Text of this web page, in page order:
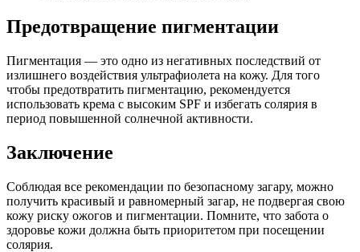
Предотвращение пигментации
Пигментация — это одно из негативных последствий от
излишнего воздействия ультрафиолета на кожу. Для того
чтобы предотвратить пигментацию, рекомендуется
использовать крема с высоким SPF и избегать солярия в
период повышенной солнечной активности.
Заключение
Соблюдая все рекомендации по безопасному загару, можно
получить красивый и равномерный загар, не подвергая свою
кожу риску ожогов и пигментации. Помните, что забота о
здоровье кожи должна быть приоритетом при посещении
солярия.